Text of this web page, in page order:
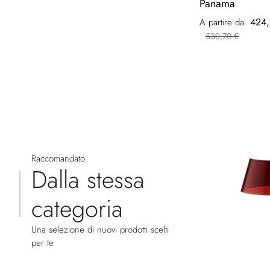
Panama
A partire da
530,70 €
Raccomandato
Dalla stessa
categoria
Una selezione di nuovi prodotti scelti
per te